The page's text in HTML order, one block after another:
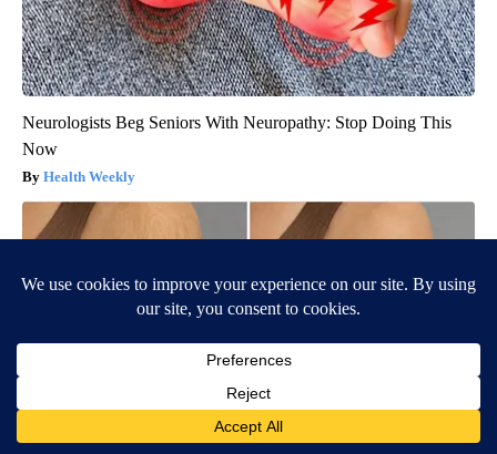
Neurologists Beg Seniors With Neuropathy: Stop Doing This
Now
Health Weekly